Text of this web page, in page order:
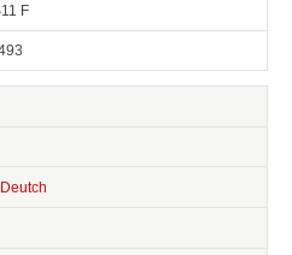
F